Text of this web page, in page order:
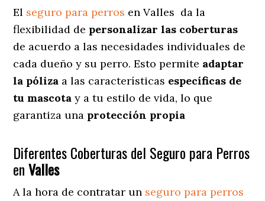
El seguro para perros en Valles da la
flexibilidad de personalizar las coberturas
de acuerdo a las necesidades individuales de
cada dueño y su perro. Esto permite adaptar
la póliza a las características específicas de
tu mascota y a tu estilo de vida, lo que
garantiza una protección propia
Diferentes Coberturas del Seguro para Perros
en Valles
A la hora de contratar un seguro para perros